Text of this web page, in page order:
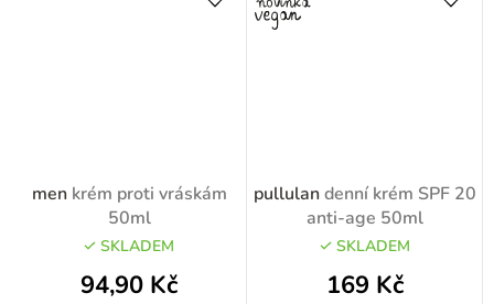
men krém proti vráskám
50ml
SKLADEM
94,90 Kč
pullulandenní krém SPF 20
anti-age 50ml
SKLADEM
169 Kč